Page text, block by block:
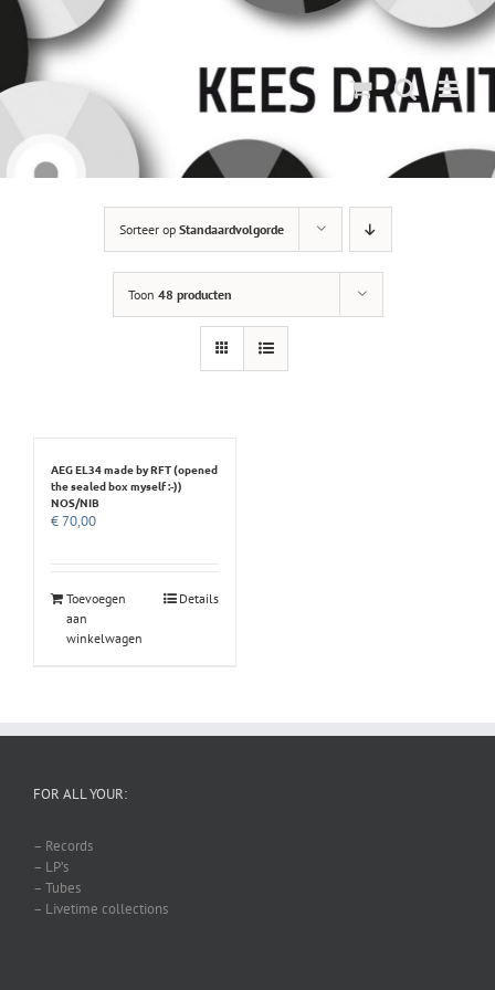
inhoud
Sorteer op Standaardvolgorde
Toon 48 producten
AEG EL34 made by RFT (opened
the sealed box myself :-))
NOS/NIB
€70,00
Toevoegen
aan
winkelwagen
Details
FOR ALL YOUR:
– Records
– LP’s
– Tubes
– Livetime collections